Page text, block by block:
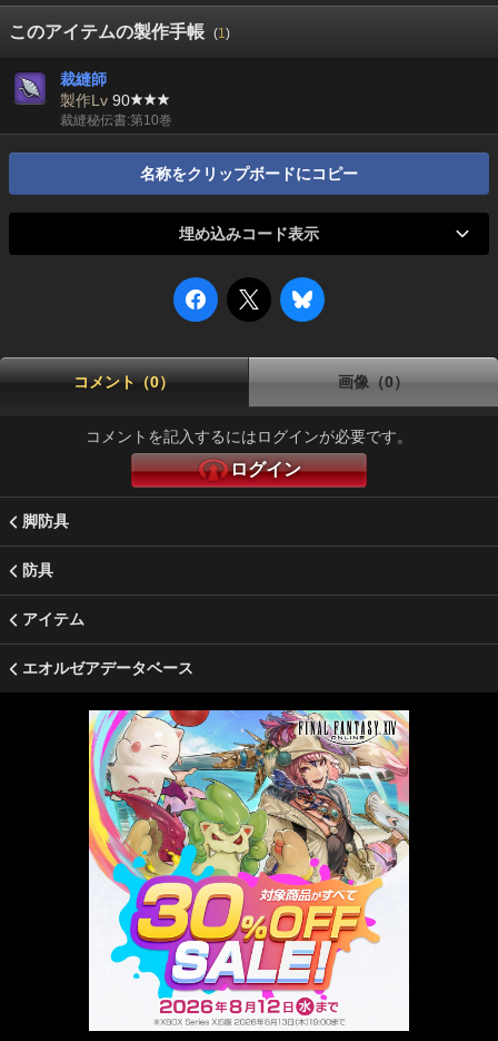
このアイテムの製作手帳 (1)
裁縫師
製作Lv 90
裁縫秘伝書:第10巻
名称をクリップボードにコピー
埋め込みコード表示
コメント（0） 画像（0）
コメントを記入するにはログインが必要です。
ログイン
脚防具
防具
アイテム
エオルゼアデータベース